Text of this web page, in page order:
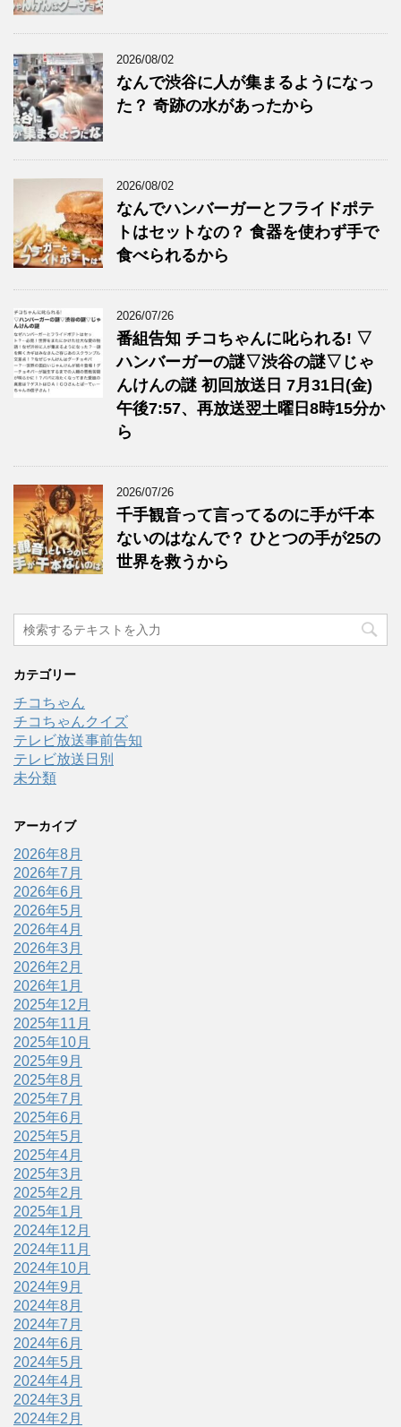
2026/08/02
なんで渋谷に人が集まるようになっ
た？ 奇跡の水があったから
2026/08/02
なんでハンバーガーとフライドポテ
トはセットなの？ 食器を使わず手で
食べられるから
2026/07/26
番組告知 チコちゃんに叱られる! ▽
ハンバーガーの謎▽渋谷の謎▽じゃ
んけんの謎 初回放送日 7月31日(金)
午後7:57、再放送翌土曜日8時15分か
ら
2026/07/26
千手観音って言ってるのに手が千本
ないのはなんで？ ひとつの手が25の
世界を救うから
カテゴリー
チコちゃん
チコちゃんクイズ
テレビ放送事前告知
テレビ放送日別
未分類
アーカイブ
2026年8月
2026年7月
2026年6月
2026年5月
2026年4月
2026年3月
2026年2月
2026年1月
2025年12月
2025年11月
2025年10月
2025年9月
2025年8月
2025年7月
2025年6月
2025年5月
2025年4月
2025年3月
2025年2月
2025年1月
2024年12月
2024年11月
2024年10月
2024年9月
2024年8月
2024年7月
2024年6月
2024年5月
2024年4月
2024年3月
2024年2月